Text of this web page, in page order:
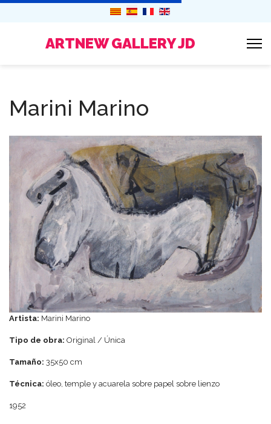
ARTNEW GALLERY JD
Marini Marino
Artista: Marini Marino
Tipo de obra: Original / Única
Tamaño: 35x50 cm
Técnica: óleo, temple y acuarela sobre papel sobre lienzo
1952